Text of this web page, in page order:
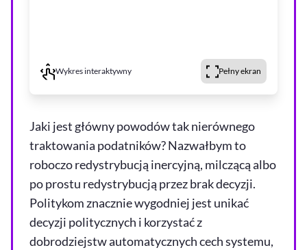
Wykres interaktywny Pełny ekran
Jaki jest główny powodów tak nierównego
traktowania podatników? Nazwałbym to
roboczo redystrybucją inercyjną, milczącą albo
po prostu redystrybucją przez brak decyzji.
Politykom znacznie wygodniej jest unikać
decyzji politycznych i korzystać z
dobrodziejstw automatycznych cech systemu,